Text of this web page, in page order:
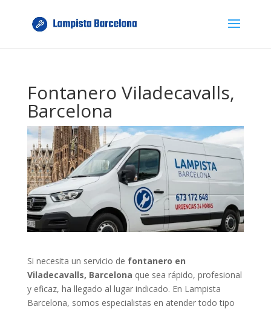
Fontanero Viladecavalls,
Barcelona
Si necesita un servicio de fontanero en
Viladecavalls, Barcelona que sea rápido, profesional
y eficaz, ha llegado al lugar indicado. En Lampista
Barcelona, somos especialistas en atender todo tipo